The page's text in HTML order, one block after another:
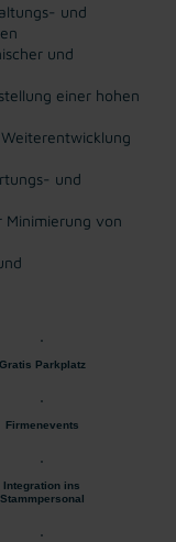
und
und
einer hohen
und
Minimierung von
Gratis Parkplatz
Firmenevents
Integration ins
Stammpersonal